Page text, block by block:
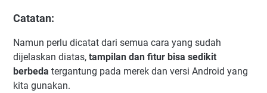
Catatan:
Namun perlu dicatat dari semua cara yang sudah
dijelaskan diatas, tampilan dan fitur bisa sedikit
berbeda tergantung pada merek dan versi Android yang
kita gunakan.